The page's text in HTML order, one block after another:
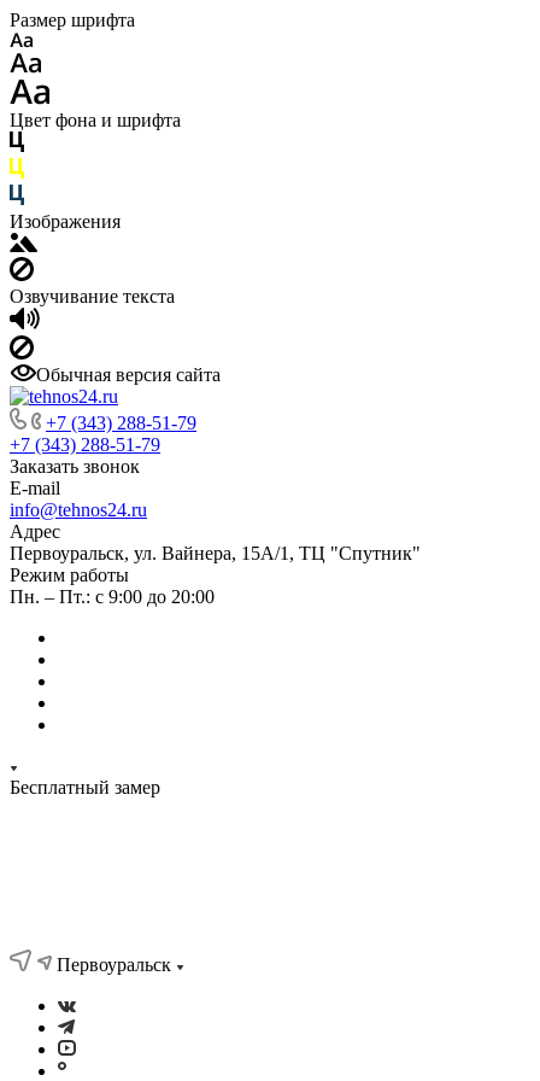
Размер шрифта
Цвет фона и шрифта
Изображения
Озвучивание текста
Обычная версия сайта
+7 (343) 288-51-79
+7 (343) 288-51-79
Заказать звонок
E-mail
info@tehnos24.ru
Адрес
Первоуральск, ул. Вайнера, 15А/1, ТЦ "Спутник"
Режим работы
Пн. – Пт.: с 9:00 до 20:00
Бесплатный замер
Первоуральск